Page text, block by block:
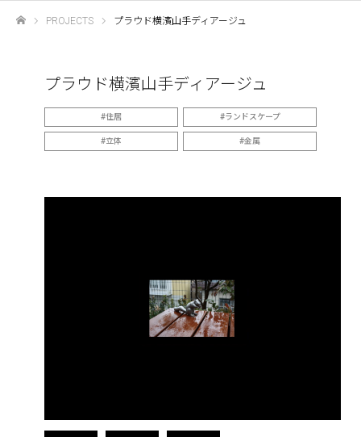
PROJECTS プラウド横濱山手ディアージュ
プラウド横濱山手ディアージュ
住居 ランドスケープ
立体 金属